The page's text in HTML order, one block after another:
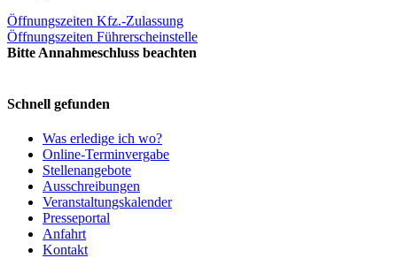
Öffnungszeiten Kfz.-Zulassung
Öffnungszeiten Führerscheinstelle
Bitte Annahmeschluss beachten
Schnell gefunden
Was erledige ich wo?
Online-Terminvergabe
Stellenangebote
Ausschreibungen
Veranstaltungskalender
Presseportal
Anfahrt
Kontakt